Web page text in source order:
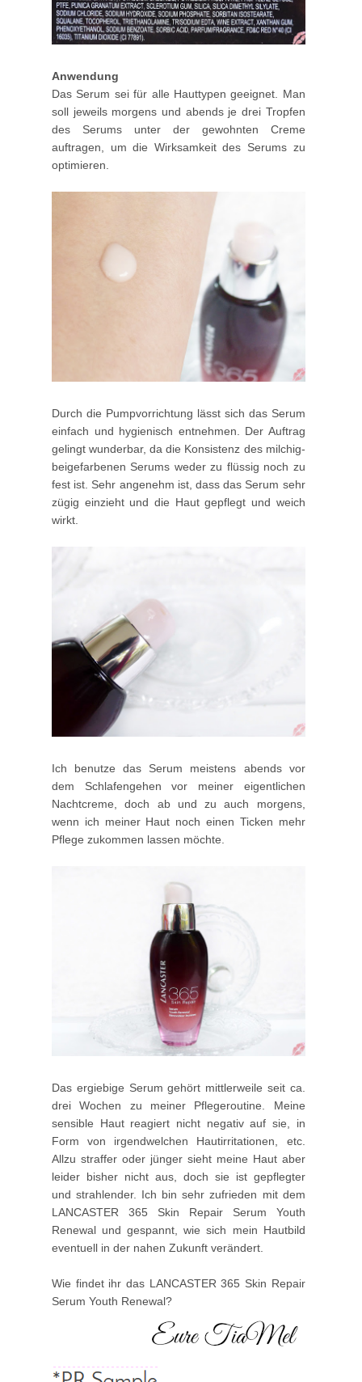
Anwendung
Das Serum sei für alle Hauttypen geeignet. Man
soll jeweils morgens und abends je drei Tropfen
des Serums unter der gewohnten Creme
auftragen, um die Wirksamkeit des Serums zu
optimieren.
Durch die Pumpvorrichtung lässt sich das Serum
einfach und hygienisch entnehmen. Der Auftrag
gelingt wunderbar, da die Konsistenz des milchig-
beigefarbenen Serums weder zu flüssig noch zu
fest ist. Sehr angenehm ist, dass das Serum sehr
zügig einzieht und die Haut gepflegt und weich
wirkt.
Ich benutze das Serum meistens abends vor
dem Schlafengehen vor meiner eigentlichen
Nachtcreme, doch ab und zu auch morgens,
wenn ich meiner Haut noch einen Ticken mehr
Pflege zukommen lassen möchte.
Das ergiebige Serum gehört mittlerweile seit ca.
drei Wochen zu meiner Pflegeroutine. Meine
sensible Haut reagiert nicht negativ auf sie, in
Form von irgendwelchen Hautirritationen, etc.
Allzu straffer oder jünger sieht meine Haut aber
leider bisher nicht aus, doch sie ist gepflegter
und strahlender. Ich bin sehr zufrieden mit dem
LANCASTER 365 Skin Repair Serum Youth
Renewal und gespannt, wie sich mein Hautbild
eventuell in der nahen Zukunft verändert.
Wie findet ihr das LANCASTER 365 Skin Repair
Serum Youth Renewal?